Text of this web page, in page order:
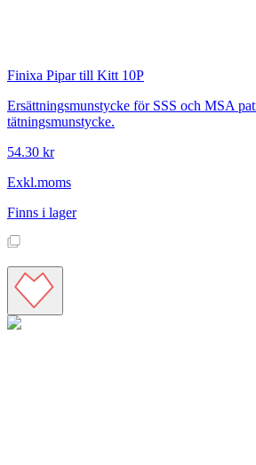
Finixa Pipar till Kitt 10P
Ersättningsmunstycke för SSS och MSA
tätningsmunstycke.
54.30 kr
Exkl.moms
Finns i lager